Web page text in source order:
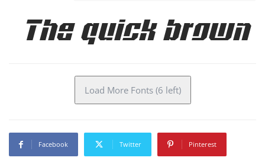
The quick brown
Load More Fonts (6 left)
Facebook Twitter Pinterest